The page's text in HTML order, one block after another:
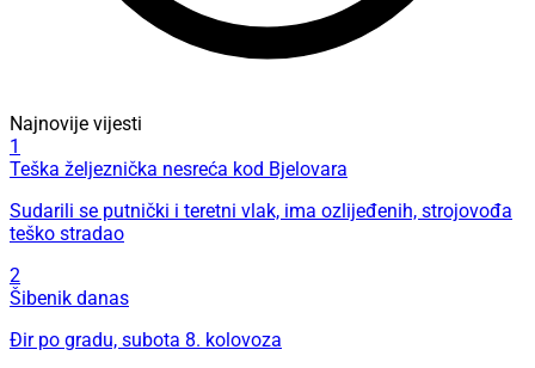
Najnovije vijesti
1
Teška željeznička nesreća kod Bjelovara
Sudarili se putnički i teretni vlak, ima ozlijeđenih, strojovođa
teško stradao
2
Šibenik danas
Đir po gradu, subota 8. kolovoza